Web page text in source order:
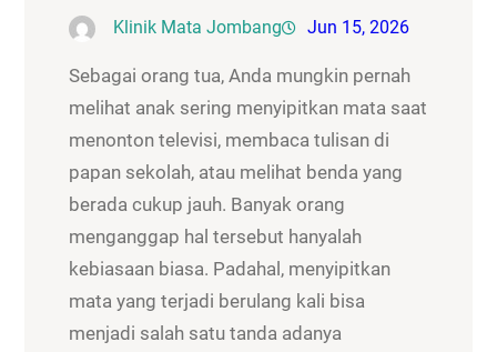
Klinik Mata Jombang Jun 15, 2026
Sebagai orang tua, Anda mungkin pernah
melihat anak sering menyipitkan mata saat
menonton televisi, membaca tulisan di
papan sekolah, atau melihat benda yang
berada cukup jauh. Banyak orang
menganggap hal tersebut hanyalah
kebiasaan biasa. Padahal, menyipitkan
mata yang terjadi berulang kali bisa
menjadi salah satu tanda adanya